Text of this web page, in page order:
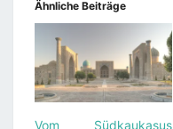
Ähnliche Beiträge
Vom Südkaukasus